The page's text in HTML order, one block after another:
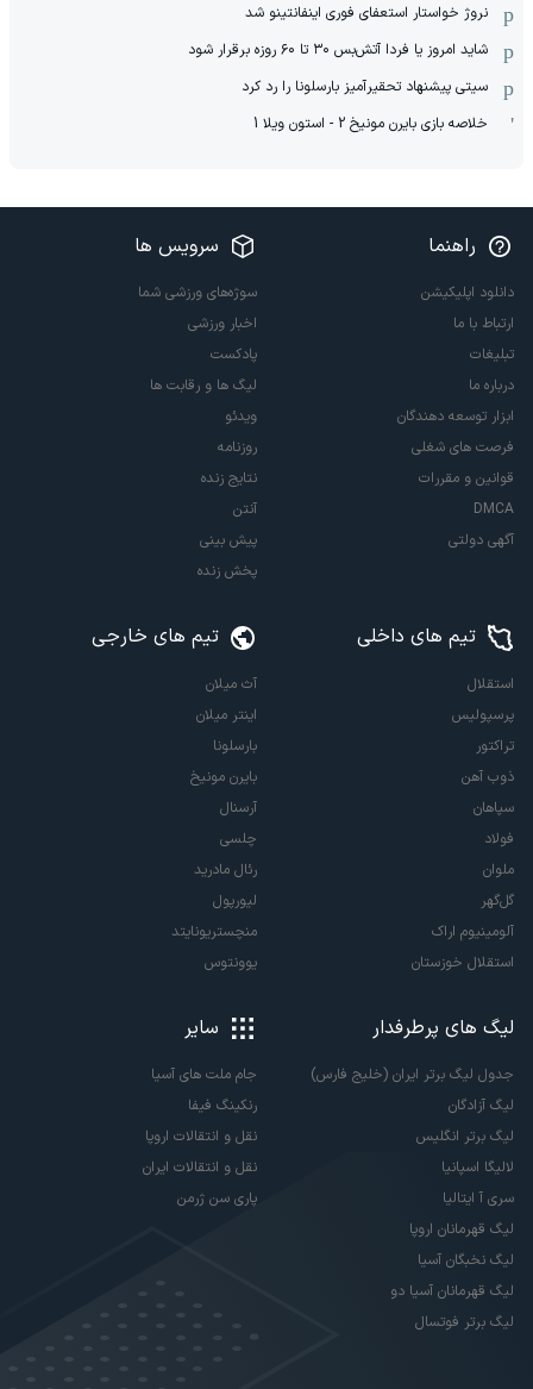
نروژ خواستار استعفای فوری اینفانتینو شد
شاید امروز یا فردا آتش‌بس ۳۰ تا ۶۰ روزه برقرار شود
سیتی پیشنهاد تحقیرآمیز بارسلونا را رد کرد
خلاصه بازی بایرن مونیخ 2 - استون ویلا 1
راهنما
دانلود اپلیکیشن
ارتباط با ما
تبلیغات
درباره ما
ابزار توسعه دهندگان
فرصت های شغلی
قوانین و مقررات
DMCA
آگهی دولتی
سرویس ها
سوژه‌های ورزشی شما
اخبار ورزشی
پادکست
لیگ ها و رقابت ها
ویدئو
روزنامه
نتایج زنده
آنتن
پیش بینی
پخش زنده
تیم های داخلی
استقلال
پرسپولیس
تراکتور
ذوب آهن
سپاهان
فولاد
ملوان
گل‌گهر
آلومینیوم اراک
استقلال خوزستان
تیم های خارجی
آث میلان
اینتر میلان
بارسلونا
بایرن مونیخ
آرسنال
چلسی
رئال مادرید
لیورپول
منچستریونایتد
یوونتوس
لیگ های پرطرفدار
جدول لیگ برتر ایران (خلیج فارس)
لیگ آزادگان
لیگ برتر انگلیس
لالیگا اسپانیا
سری آ ایتالیا
لیگ قهرمانان اروپا
لیگ نخبگان آسیا
لیگ قهرمانان آسیا دو
لیگ برتر فوتسال
سایر
جام ملت های آسیا
رنکینگ فیفا
نقل و انتقالات اروپا
نقل و انتقالات ایران
پاری سن ژرمن